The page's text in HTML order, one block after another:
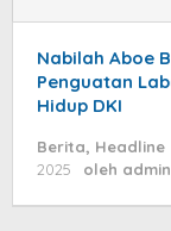
Nabilah Aboe
Penguatan
Hidup DKI
Berita, Headline
2025
oleh admin